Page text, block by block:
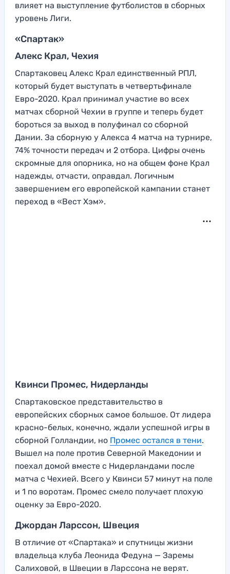
влияет на выступление футболистов в сборных
уровень Лиги.
«Спартак»
Алекс Крал, Чехия
Спартаковец Алекс Крал единственный РПЛ,
который будет выступать в четвертьфинале
Евро-2020. Крал принимал участие во всех
матчах сборной Чехии в группе и теперь будет
бороться за выход в полуфинал со сборной
Дании. За сборную у Алекса 4 матча на турнире,
74% точности передач и 2 отбора. Цифры очень
скромные для опорника, но на общем фоне Крал
надежды, отчасти, оправдал. Логичным
завершением его европейской кампании станет
переход в «Вест Хэм».
Квинси Промес, Нидерланды
Спартаковское представительство в
европейских сборных самое большое. От лидера
красно-белых, конечно, ждали успешной игры в
сборной Голландии, но Промес остался в тени.
Вышел на поле против Северной Македонии и
поехал домой вместе с Нидерландами после
матча с Чехией. Всего у Квинси 57 минут на поле
и 1 по воротам. Промес смело получает плохую
оценку за Евро-2020.
Джордан Ларссон, Швеция
В отличие от «Спартака» и спутницы жизни
владельца клуба Леонида Федуна — Заремы
Салиховой, в Швеции в Ларссона не верят.